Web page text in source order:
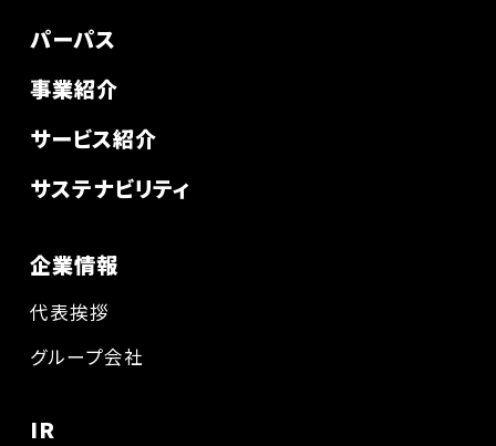
パーパス
事業紹介
サービス紹介
サステナビリティ
企業情報
代表挨拶
グループ会社
IR